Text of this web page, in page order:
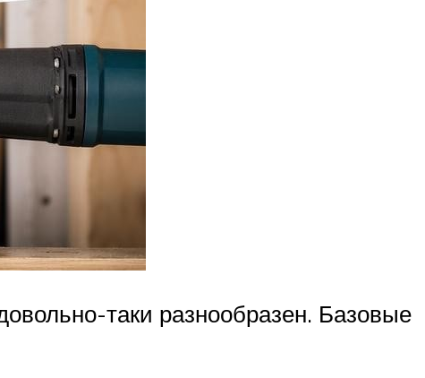
таки разнообразен. Базовые